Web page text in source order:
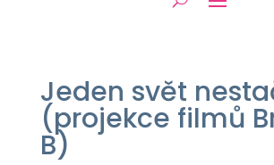
Jeden svět
(projekce filmů
B)